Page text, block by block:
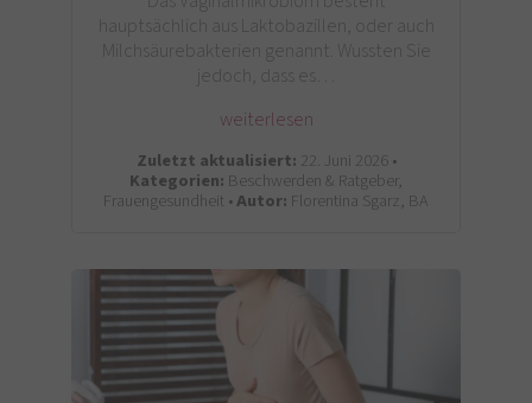
hauptsächlich aus Laktobazillen, oder auch
Milchsäurebakterien genannt. Wussten Sie
jedoch, dass es…
weiterlesen
Zuletzt aktualisiert: 22. Juni 2026 •
Kategorien: Beschwerden & Ratgeber,
Frauengesundheit •Autor: Florentina Sgarz, BA